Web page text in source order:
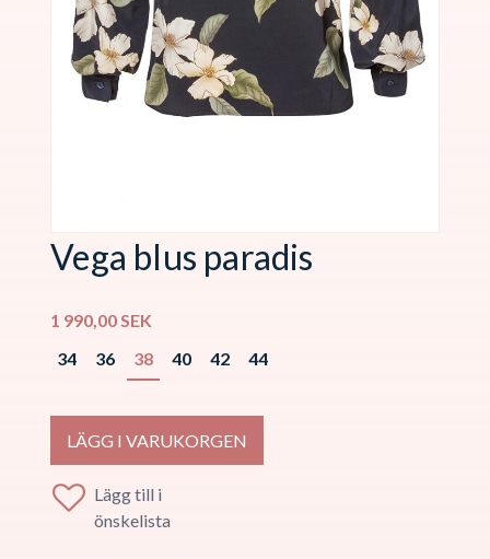
Vega blus paradis
1 990,00SEK
34
36 38 40 42 44
LÄGG I VARUKORGEN
Lägg till i
önskelista